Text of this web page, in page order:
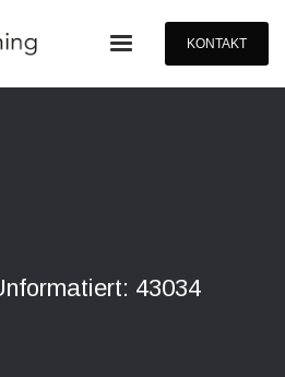
KONTAKT
43034